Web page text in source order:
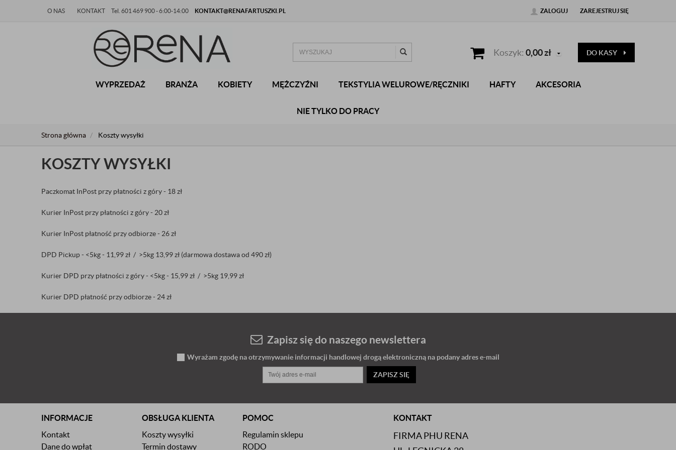
O NAS KONTAKT Tel. 601 469 900 - 6:00-14:00 KONTAKT@RENAFARTUSZKI.PL ZALOGUJ ZAREJESTRUJ SIĘ
Koszyk: 0,00zł DO KASY
WYPRZEDAŻ BRANŻA KOBIETY MĘŻCZYŹNI TEKSTYLIA WELUROWE/RĘCZNIKI HAFTY AKCESORIA
NIE TYLKO DO PRACY
Strona główna Koszty wysyłki
KOSZTY WYSYŁKI
Paczkomat InPost przy płatności z góry - 18 zł
Kurier InPost przy płatności z góry - 20 zł
Kurier InPost płatność przy odbiorze - 26 zł
DPD Pickup - <5kg - 11,99 zł / >5kg 13,99 zł (darmowa dostawa od 490 zł)
Kurier DPD przy płatności z góry - <5kg - 15,99 zł / >5kg 19,99 zł
Kurier DPD płatność przy odbiorze - 24 zł
Zapisz się do naszego newslettera
Wyrażam zgodę na otrzymywanie informacji handlowej drogą elektroniczną na podany adres e-mail
ZAPISZ SIĘ
INFORMACJE
Kontakt
Dane do wpłat
OBSŁUGA KLIENTA
Koszty wysyłki
Termin dostawy
POMOC
Regulamin sklepu
RODO
KONTAKT
FIRMA PHU RENA